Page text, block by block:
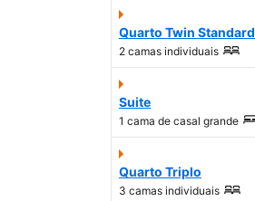
Quarto Twin Standard
2 camas individuais
Suite
1 cama de casal grande
Quarto Triplo
3 camas individuais